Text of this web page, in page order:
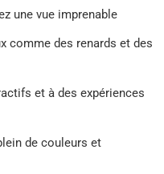
une vue imprenable
comme des renards et des
et à des expériences
de couleurs et